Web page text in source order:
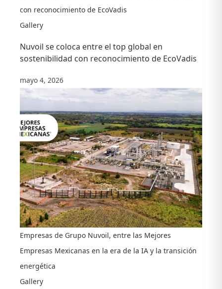
con reconocimiento de EcoVadis
Gallery
Nuvoil se coloca entre el top global en
sostenibilidad con reconocimiento de EcoVadis
mayo 4, 2026
Empresas de Grupo Nuvoil, entre las Mejores
Empresas Mexicanas en la era de la IA y la transición
energética
Gallery